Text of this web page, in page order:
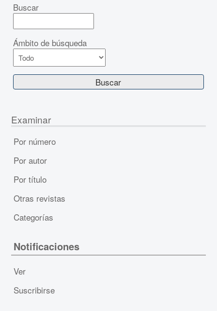
Buscar
Ámbito de búsqueda
Examinar
Por número
Por autor
Por título
Otras revistas
Categorías
Notificaciones
Ver
Suscribirse